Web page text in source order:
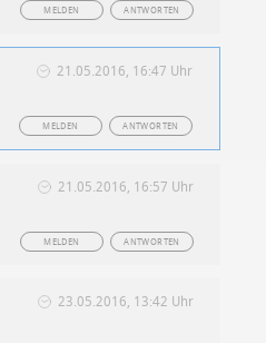
ANTWORTEN
MELDEN
21.05.2016, 16:47 Uhr
ANTWORTEN
MELDEN
21.05.2016, 16:57 Uhr
ANTWORTEN
MELDEN
23.05.2016, 13:42 Uhr